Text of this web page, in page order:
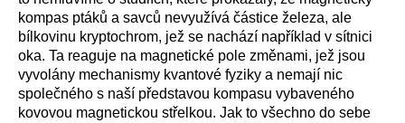
kompas ptáků a savců nevyužívá částice železa, ale
bílkovinu kryptochrom, jež se nachází například v sítnici
oka. Ta reaguje na magnetické pole změnami, jež jsou
vyvolány mechanismy kvantové fyziky a nemají nic
společného s naší představou kompasu vybaveného
kovovou magnetickou střelkou. Jak to všechno do sebe